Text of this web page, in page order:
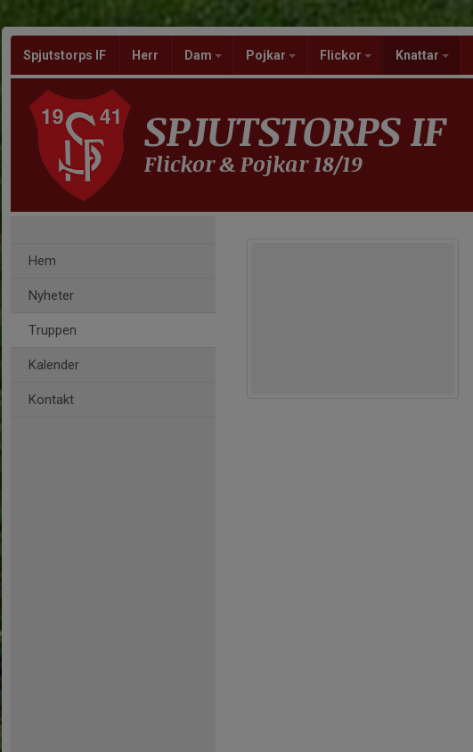
Spjutstorps IF Herr Dam Pojkar Flickor Knattar
SPJUTSTORPS IF
Flickor & Pojkar 18/19
Hem
Nyheter
Truppen
Kalender
Kontakt